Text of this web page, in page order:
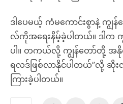
ဒါပေမယ့် ကံမကောင်းစွာနဲ့ က
လ်ကိုအရေးနိမ့်ခဲ့ပါတယ်။ ဒါက
ပါ။ တကယ်လို့ ကျွန်တော်တို့ အ
ရလဒ်ဖြစ်လာနိုင်ပါတယ်”လို့ ဆိုး
ကြားခဲ့ပါတယ်။